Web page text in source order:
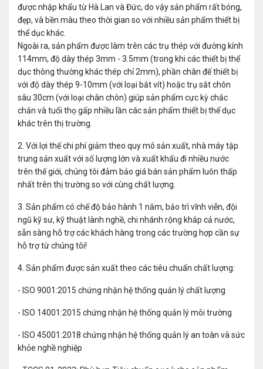
được nhập khẩu từ Hà Lan và Đức, do vậy sản phẩm rất bóng,
đẹp, và bền màu theo thời gian so với nhiều sản phẩm thiết bị
thể dục khác.
Ngoài ra, sản phẩm được làm trên các trụ thép với đường kính
114mm, độ dày thép 3mm - 3.5mm (trong khi các thiết bị thể
dục thông thường khác thép chỉ 2mm), phần chân đế thiết bị
với độ dày thép 9-10mm (với loại bắt vít) hoặc trụ sắt chôn
sâu 30cm (với loại chân chôn) giúp sản phẩm cực kỳ chắc
chắn và tuổi thọ gấp nhiều lần các sản phẩm thiết bị thể dục
khác trên thị trường.
2. Với lợi thế chi phí giảm theo quy mô sản xuất, nhà máy tập
trung sản xuất với số lượng lớn và xuất khẩu đi nhiều nước
trên thế giới, chúng tôi đảm bảo giá bán sản phẩm luôn thấp
nhất trên thị trường so với cùng chất lượng.
3. Sản phẩm có chế độ bảo hành 1 năm, bảo trì vĩnh viễn, đội
ngũ kỹ sư, kỹ thuật lành nghề, chi nhánh rộng khắp cả nước,
sẵn sàng hỗ trợ các khách hàng trong các trường hợp cần sự
hỗ trợ từ chúng tôi!
4. Sản phẩm được sản xuất theo các tiêu chuẩn chất lượng:
- ISO 9001:2015 chứng nhận hệ thống quản lý chất lượng
- ISO 14001:2015 chứng nhận hệ thống quản lý môi trường
- ISO 45001:2018 chứng nhận hệ thống quản lý an toàn và sức
khỏe nghề nghiệp